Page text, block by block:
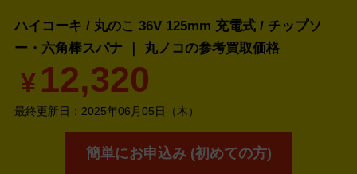
ハイコーキ / 丸のこ 36V 125mm 充電式 / チップソ
ー・六角棒スパナ ｜ 丸ノコの参考買取価格
¥ 12,320
最終更新日： 2025年06月05日（木）
簡単にお申込み (初めての方)